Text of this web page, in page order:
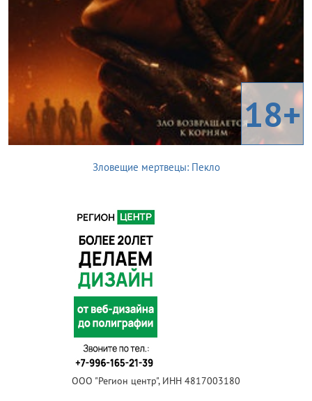
18+
Зловещие мертвецы: Пекло
ООО "Регион центр", ИНН 4817003180